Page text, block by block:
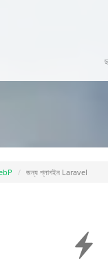
জন্য প্লাগইন Laravel